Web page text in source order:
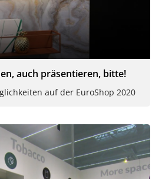
auch präsentieren, bitte!
auf der EuroShop 2020